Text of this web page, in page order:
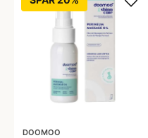
DOOMOO